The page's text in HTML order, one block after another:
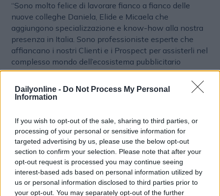
Dailyonline - Do Not Process My Personal
Information
If you wish to opt-out of the sale, sharing to third parties, or
processing of your personal or sensitive information for
targeted advertising by us, please use the below opt-out
section to confirm your selection. Please note that after your
opt-out request is processed you may continue seeing
interest-based ads based on personal information utilized by
us or personal information disclosed to third parties prior to
your opt-out. You may separately opt-out of the further
“Sono molto felice di lavorare fianco a fianco delle
nuove colleghe Daniela, Elide e Micaela che
aggiungono specializzazione e know-how alla nostra
presenza in Italia. Sono professioniste esperte che
affiancano i nostri Clienti e i Prospect per assisterli nel
complesso mondo dell’ecosistema pubblicitario
digitale. Innovazione, spirito di collaborazione e
conoscenza sono le caratteristiche che ricerchiamo nei
nostri colleghi. Stiamo facendo crescere la squadra con
forte evoluzione, che richiede sempre più
collaborazione con chi offre soluzioni tecnologiche
innovative nel marketing digitale. E sono orgoglioso di
vedere il team mettere a disposizione dell’azienda le
proprie competenze per sviluppare progetti sempre più
efficaci e ambiziosi”, concludeRiccardo Brambilla, VP,
Regional Manager South Europe di Adform.